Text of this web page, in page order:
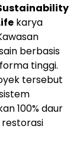
Sustainability
karya
berbasis
tinggi.
tersebut
100% daur
restorasi